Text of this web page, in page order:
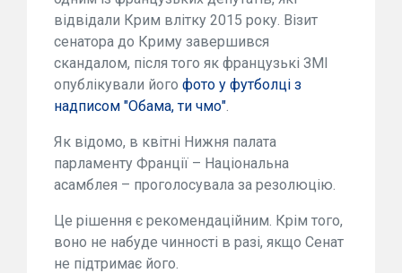
відвідали Крим влітку 2015 року. Візит
сенатора до Криму завершився
скандалом, після того як французькі ЗМІ
опублікували його фото у футболці з
надписом "Обама, ти чмо".
Як відомо, в квітні Нижня палата
парламенту Франції – Національна
асамблея – проголосувала за резолюцію.
Це рішення є рекомендаційним. Крім того,
воно не набуде чинності в разі, якщо Сенат
не підтримає його.